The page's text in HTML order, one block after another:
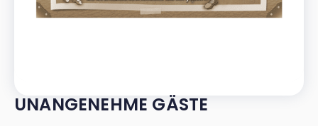
UNANGENEHME GÄSTE